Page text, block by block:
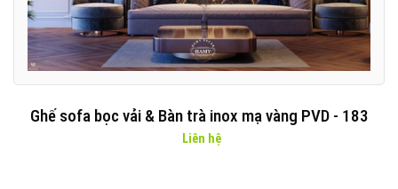
Ghế sofa bọc vải & Bàn trà inox mạ vàng PVD - 183
Liên hệ